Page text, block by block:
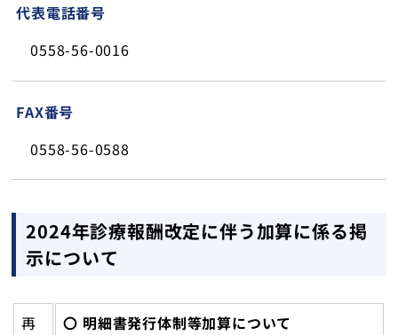
代表電話番号
0558-56-0016
FAX番号
0558-56-0588
2024年診療報酬改定に伴う加算に係る掲
示について
再
〇 明細書発行体制等加算について